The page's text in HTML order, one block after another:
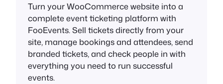
Turn your WooCommerce website into a
complete event ticketing platform with
FooEvents. Sell tickets directly from your
site, manage bookings and attendees, send
branded tickets, and check people in with
everything you need to run successful
events.